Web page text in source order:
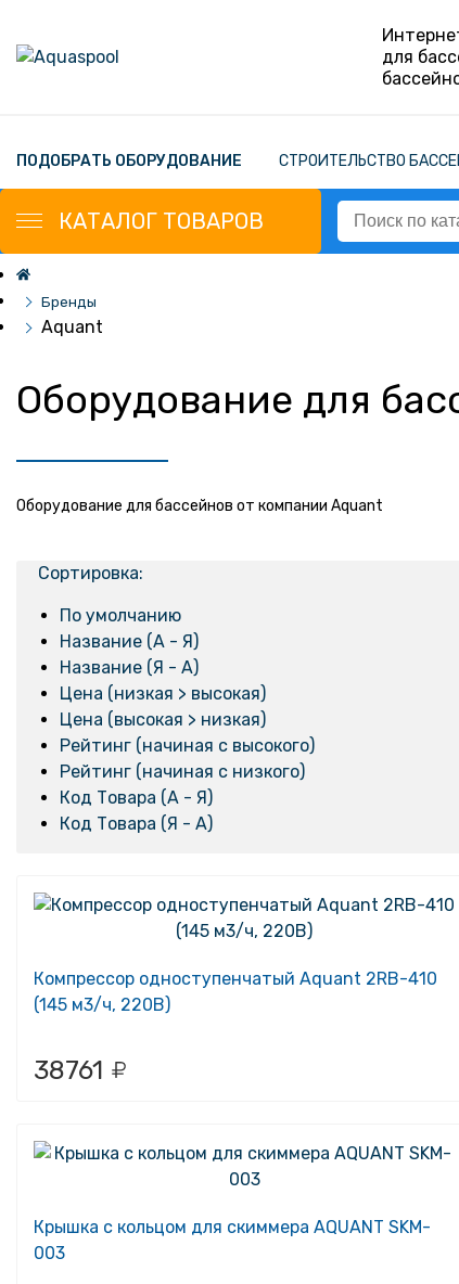
для
ПОДОБРАТЬ ОБОРУДОВАНИЕ СТРОИТЕЛЬСТВО
КАТАЛОГ ТОВАРОВ
Бренды
Aquant
Оборудование для
Оборудование для бассейнов от компании Aquant
Сортировка:
По умолчанию
Название (А - Я)
Название (Я - А)
Цена (низкая > высокая)
Цена (высокая > низкая)
Рейтинг (начиная с высокого)
Рейтинг (начиная с низкого)
Код Товара (А - Я)
Код Товара (Я - А)
Компрессор одноступенчатый Aquant 2RB-410
(145 м3/ч, 220В)
38761
Крышка с кольцом для скиммера AQUANT SKM-
003